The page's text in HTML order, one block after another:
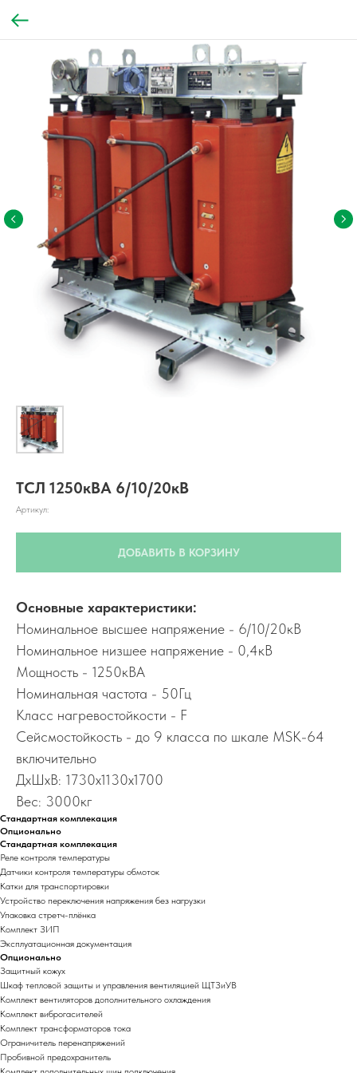
ТСЛ 1250кВА 6/10/20кВ
Артикул:
ДОБАВИТЬ В КОРЗИНУ
Основные характеристики:
Номинальное высшее напряжение - 6/10/20кВ
Номинальное низшее напряжение - 0,4кВ
Мощность - 1250кВА
Номинальная частота - 50Гц
Класс нагревостойкости - F
Сейсмостойкость - до 9 класса по шкале MSK-64
включительно
ДхШхВ: 1730х1130х1700
Вес: 3000кг
Стандартная комплекация
Опционально
Стандартная комплекация
Реле контроля температуры
Датчики контроля температуры обмоток
Катки для транспортировки
Устройство переключения напряжения без нагрузки
Упаковка стретч-плёнка
Комплект ЗИП
Эксплуатационная документация
Опционально
Защитный кожух
Шкаф тепловой защиты и управления вентиляцией ЩТЗиУВ
Комплект вентиляторов дополнительного охлаждения
Комплект виброгасителей
Комплект трансформаторов тока
Ограничитель перенапряжений
Пробивной предохранитель